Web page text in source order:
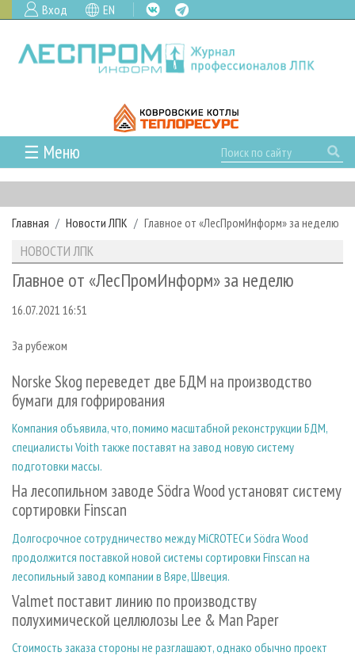
Вход EN
☰ Меню
ГЛАВНАЯ
РУБРИКИ И ТЕМЫ
РУБРИКИ ЖУРНАЛА
ЛЕСНОЕ ХОЗЯЙСТВО
ЛЕСОЗАГОТОВКА
ЛЕСОПИЛЕНИЕ
ДЕРЕВООБРАБОТКА
ПРОИЗВОДСТВО ДРЕВЕСНЫХ ПЛИТ
ПРОИЗВОДСТВО МЕБЕЛИ
БИОЭНЕРГЕТИКА
ЦБП
ИНСТРУМЕНТ И МАТЕРИАЛЫ
НОВОСТИ
КАЛЕНДАРЬ СОБЫТИЙ
НОВОСТИ ЛПК
НОВОСТИ ЖУРНАЛА
НОВОСТИ КОМПАНИЙ
ПРОЕКТЫ ЛПИ
АНАЛИТИКА
ПРЕДПРИЯТИЯ ЛПК
ЛЕСНЫЕ РЕГИОНЫ РОССИИ
МОБИЛЬНЫЕ ВЫСТАВКИ
ОФИЦИАЛЬНЫЕ ДЕЛЕГАЦИИ
ПРИОРИТЕТНЫЕ ИНВЕСТПРОЕКТЫ
RUSSIAN FORESTRY REVIEW
ГАЗЕТА ЛЕСПРОМФОРУМ
БИБЛИОТЕКА СПЕЦИАЛИСТА
АРХИВ
АРХИВ ЖУРНАЛОВ
СТАТЬИ
О ЖУРНАЛЕ
ПОДПИСКА
РЕКЛАМОДАТЕЛЯМ
РЕКЛАМА НА САЙТЕ
Главная Новости ЛПК Главное от «ЛесПромИнформ» за неделю
НОВОСТИ ЛПК
Главное от «ЛесПромИнформ» за неделю
16.07.2021 16:51
За рубежом
Norske Skog переведет две БДМ на производство
бумаги для гофрирования
Компания объявила, что, помимо масштабной реконструкции БДМ,
специалисты Voith также поставят на завод новую систему
подготовки массы.
На лесопильном заводе Södra Wood установят систему
сортировки Finscan
Долгосрочное сотрудничество между MiCROTEC и Södra Wood
продолжится поставкой новой системы сортировки Finscan на
лесопильный завод компании в Вяре, Швеция.
Valmet поставит линию по производству
полухимической целлюлозы Lee & Man Paper
Стоимость заказа стороны не разглашают, однако обычно проект